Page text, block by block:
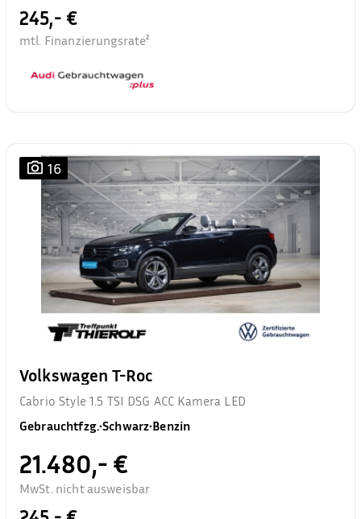
245,- €
mtl. Finanzierungsrate²
16
Volkswagen T-Roc
Cabrio Style 1.5 TSI DSG ACC Kamera LED
Gebrauchtfzg.•Schwarz•Benzin
21.480,- €
MwSt. nicht ausweisbar